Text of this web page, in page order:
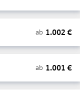
ab 1.002 €
ab 1.001 €